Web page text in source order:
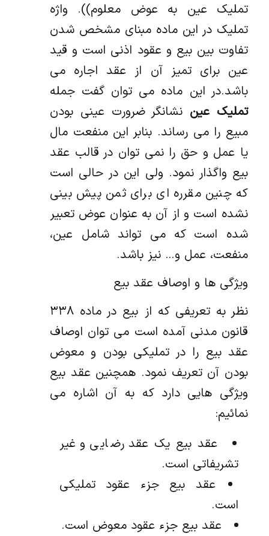
تملیک عین به عوض معلوم)). واژه
تملیک در این ماده مبنای مشخص شدن
تفاوت بین بیع و عقود اذنی است و قید
عین برای تمیز آن از عقد اجاره می
باشد.در این ماده می توان گفت جمله
تملیک عین نشانگر ضرورت عینی بودن
مبیع را می رساند. بنابر این منفعت مال
یا عمل و حق را نمی توان در قالب عقد
بیع واگذار نمود. ولی این در حالی است
که چنین مقرره ای برای ثمن پیش بینی
نشده است و از آن به عنوان عوض تعبیر
شده است که می تواند شامل عین،
منفعت، عمل و… نیز باشد.
ویژگی ها و اوصاف عقد بیع
نظر به تعریفی که از بیع در ماده ۳۳۸
قانون مدنی آمده است می توان اوصاف
عقد بیع را در تملیکی بودن و معوض
بودن آن تعریف نمود. همچنین عقد بیع
ویژگی هایی دارد که به آن اشاره می
نمائیم:
عقد بیع یک عقد رضایی و غیر
تشریفاتی است.
عقد بیع جزء عقود تملیکی
است.
عقد بیع جزء عقود معوض است.